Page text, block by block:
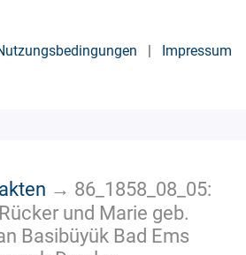
| Impressum
→ 86_1858_08_05:
und Marie geb.
Basibüyük Bad Ems